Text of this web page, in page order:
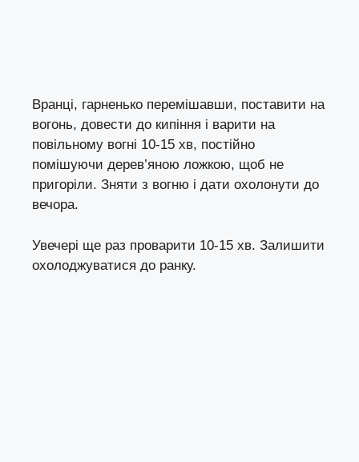
Вранці, гарненько перемішавши, поставити на
вогонь, довести до кипіння і варити на
повільному вогні 10-15 хв, постійно
помішуючи дерев’яною ложкою, щоб не
пригоріли. Зняти з вогню і дати охолонути до
вечора.
Увечері ще раз проварити 10-15 хв. Залишити
охолоджуватися до ранку.